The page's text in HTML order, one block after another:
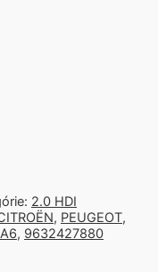
2.0 HDI
, PEUGEOT,
, 9632427880